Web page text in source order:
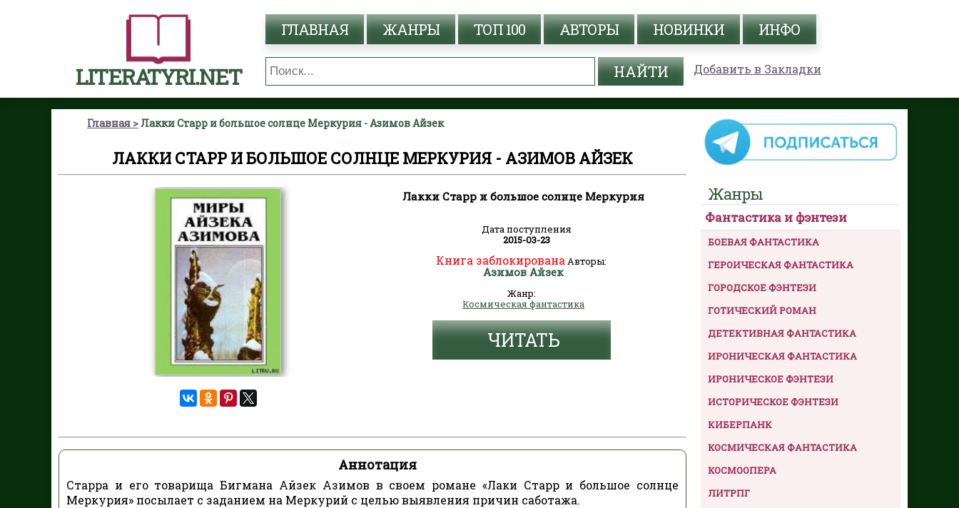
LITERATYRI.NET
ГЛАВНАЯ ЖАНРЫ ТОП 100 АВТОРЫ НОВИНКИ ИНФО
Добавить в Закладки
Главная Лакки Старр и большое солнце Меркурия - Азимов Айзек
ЛАККИ СТАРР И БОЛЬШОЕ СОЛНЦЕ МЕРКУРИЯ - АЗИМОВ АЙЗЕК
Лакки Старр и большое солнце Меркурия
Дата поступления
2015-03-23
Книга заблокирована Авторы:
Азимов Айзек
Жанр:
Космическая фантастика
ЧИТАТЬ
Аннотация
Старра и его товарища Бигмана Айзек Азимов в своем романе «Лаки Старр и большое солнце
Меркурия» посылает с заданием на Меркурий с целью выявления причин саботажа.
Жанры
Фантастика и фэнтези
БОЕВАЯ ФАНТАСТИКА
ГЕРОИЧЕСКАЯ ФАНТАСТИКА
ГОРОДСКОЕ ФЭНТЕЗИ
ГОТИЧЕСКИЙ РОМАН
ДЕТЕКТИВНАЯ ФАНТАСТИКА
ИРОНИЧЕСКАЯ ФАНТАСТИКА
ИРОНИЧЕСКОЕ ФЭНТЕЗИ
ИСТОРИЧЕСКОЕ ФЭНТЕЗИ
КИБЕРПАНК
КОСМИЧЕСКАЯ ФАНТАСТИКА
КОСМООПЕРА
ЛИТРПГ